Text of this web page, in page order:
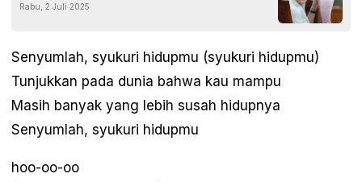
Rabu, 2 Juli 2025
Senyumlah, syukuri hidupmu (syukuri hidupmu)
Tunjukkan pada dunia bahwa kau mampu
Masih banyak yang lebih susah hidupnya
Senyumlah, syukuri hidupmu
hoo-oo-oo